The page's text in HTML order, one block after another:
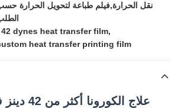
نقل الحرارة,فيلم طباعة لتحويل الحرارة
42 dynes heat transfer film,
heat transfer printing film
علاج